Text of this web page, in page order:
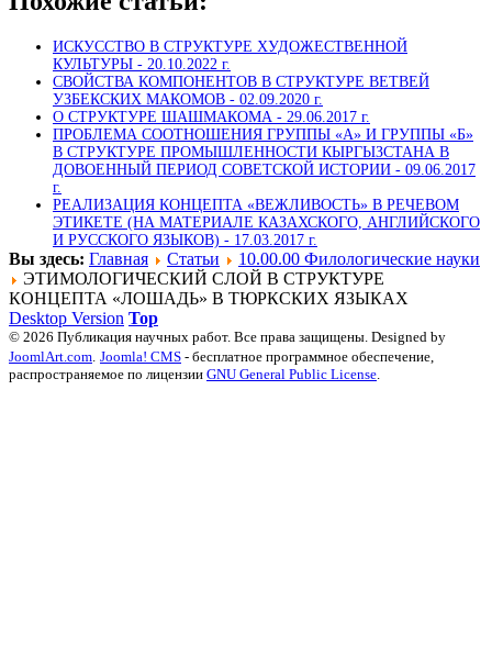
ИСКУССТВО В СТРУКТУРЕ ХУДОЖЕСТВЕННОЙ
КУЛЬТУРЫ - 20.10.2022 г.
СВОЙСТВА КОМПОНЕНТОВ В СТРУКТУРЕ ВЕТВЕЙ
УЗБЕКСКИХ МАКОМОВ - 02.09.2020 г.
О СТРУКТУРЕ ШАШМАКОМА - 29.06.2017 г.
ПРОБЛЕМА СООТНОШЕНИЯ ГРУППЫ «А» И ГРУППЫ «Б»
В СТРУКТУРЕ ПРОМЫШЛЕННОСТИ КЫРГЫЗСТАНА В
ДОВОЕННЫЙ ПЕРИОД СОВЕТСКОЙ ИСТОРИИ - 09.06.2017
г.
РЕАЛИЗАЦИЯ КОНЦЕПТА «ВЕЖЛИВОСТЬ» В РЕЧЕВОМ
ЭТИКЕТЕ (НА МАТЕРИАЛЕ КАЗАХСКОГО, АНГЛИЙСКОГО
И РУССКОГО ЯЗЫКОВ) - 17.03.2017 г.
Вы здесь: Главная Статьи
10.00.00 Филологические науки
ЭТИМОЛОГИЧЕСКИЙ СЛОЙ В СТРУКТУРЕ
КОНЦЕПТА «ЛОШАДЬ» В ТЮРКСКИХ ЯЗЫКАХ
Desktop Version Top
© 2026 Публикация научных работ. Все права защищены. Designed by
JoomlArt.com Joomla! CMS - бесплатное программное обеспечение,
распространяемое по лицензии GNU General Public License